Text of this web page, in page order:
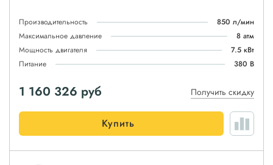
Производительность
850 л/мин
Максимальное давление
8 атм
Мощность двигателя
7.5 кВт
Питание
380 В
1 160 326 руб Получить скидку
Купить